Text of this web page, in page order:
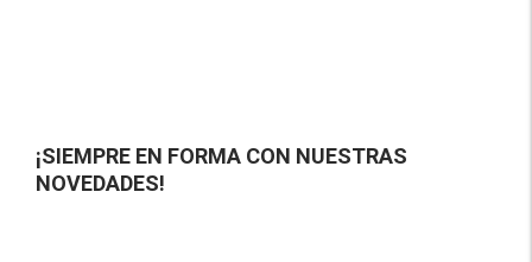
¡SIEMPRE EN FORMA CON NUESTRAS
NOVEDADES!